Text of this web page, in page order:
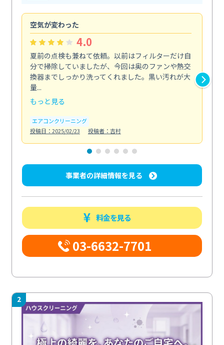
空気が変わった
4.0
夏前の点検も兼ねて依頼。以前はフィルターだけ自
分で掃除していましたが、今回は奥のファンや熱交
換器までしっかり洗ってくれました。黒い汚れが大
量...
もっと見る
エアコンクリーニング
投稿日：2025/02/23
投稿者：吉村
事業者の詳細情報を見る
料金を見る
03-6632-7701
2